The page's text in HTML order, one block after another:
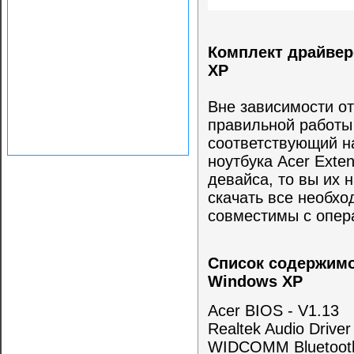
Комплект
XP
Вне зависимости
правильной
соответствующий
ноутбука Acer
девайса, то вы их
скачать все
совместимы с
Список
Windows XP
Acer BIOS - V1.13
Realtek Audio
WIDCOMM